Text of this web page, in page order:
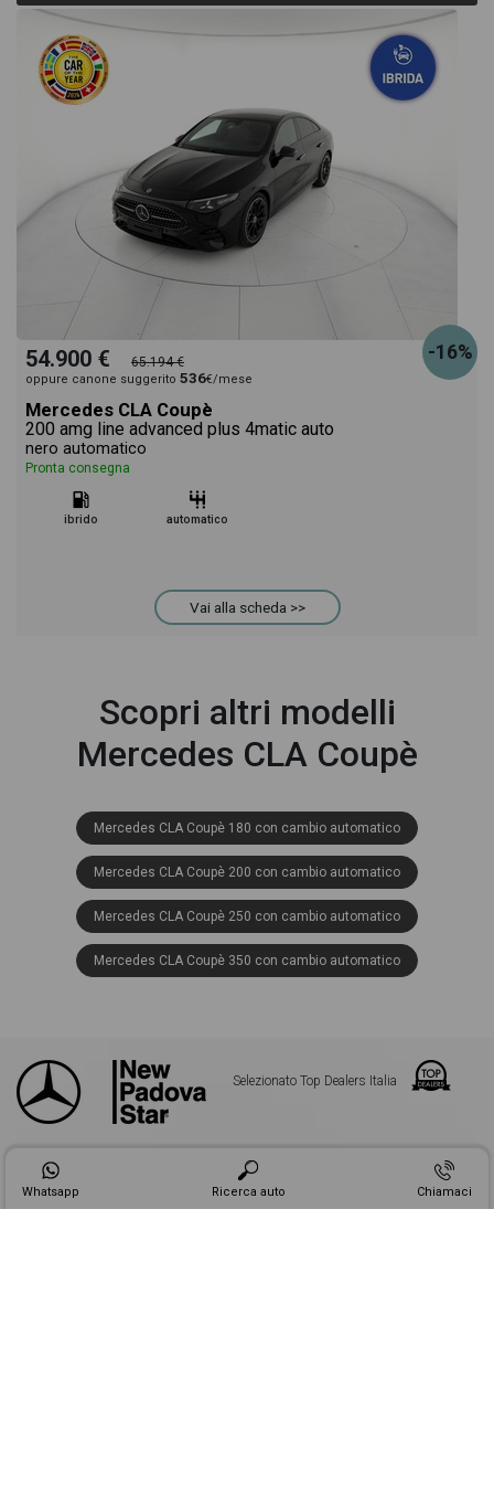
-16%
54.900 € 65.194 €
oppure canone suggerito 536€/mese
Mercedes CLA Coupè
200 amg line advanced plus 4matic auto
nero automatico
Pronta consegna
ibrido automatico
Vai alla scheda >>
Scopri altri modelli
Mercedes CLA Coupè
Mercedes CLA Coupè 180 con cambio automatico
Mercedes CLA Coupè 200 con cambio automatico
Mercedes CLA Coupè 250 con cambio automatico
Mercedes CLA Coupè 350 con cambio automatico
Selezionato Top Dealers Italia
CONCESSIONARIE
Whatsapp Ricerca auto Chiamaci